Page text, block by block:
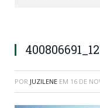
POR JUZILENE EM 16 DE